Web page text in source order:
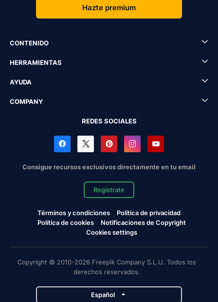
Hazte premium
CONTENIDO
HERRAMIENTAS
AYUDA
COMPANY
REDES SOCIALES
Consigue recursos exclusivos directamente en tu email
Regístrate
Términos y condiciones
Política de privacidad
Política de cookies
Notificaciones de Copyright
Cookies settings
Copyright © 2010-2026 Freepik Company S.L.U. Todos los
derechos reservados.
Español